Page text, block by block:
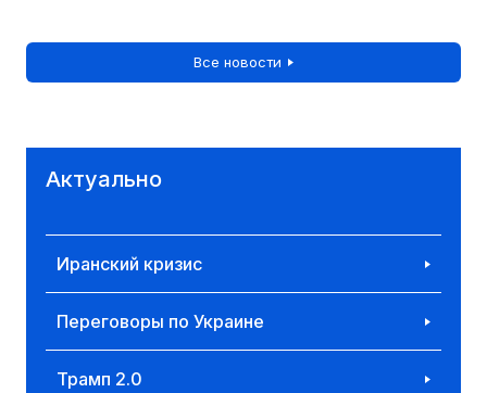
Все новости
Актуально
Иранский кризис
Переговоры по Украине
Трамп 2.0